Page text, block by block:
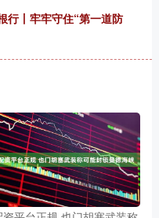
行丨牢牢守住“第一道防